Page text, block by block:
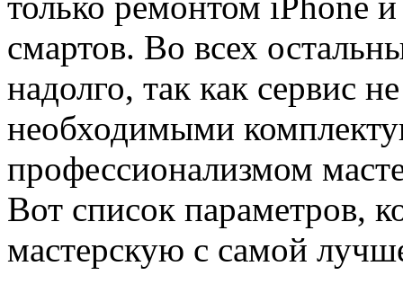
смартов. Во всех
надолго, так как сервис
необходимыми
профессионализмом
Вот список параметров,
мастерскую с самой